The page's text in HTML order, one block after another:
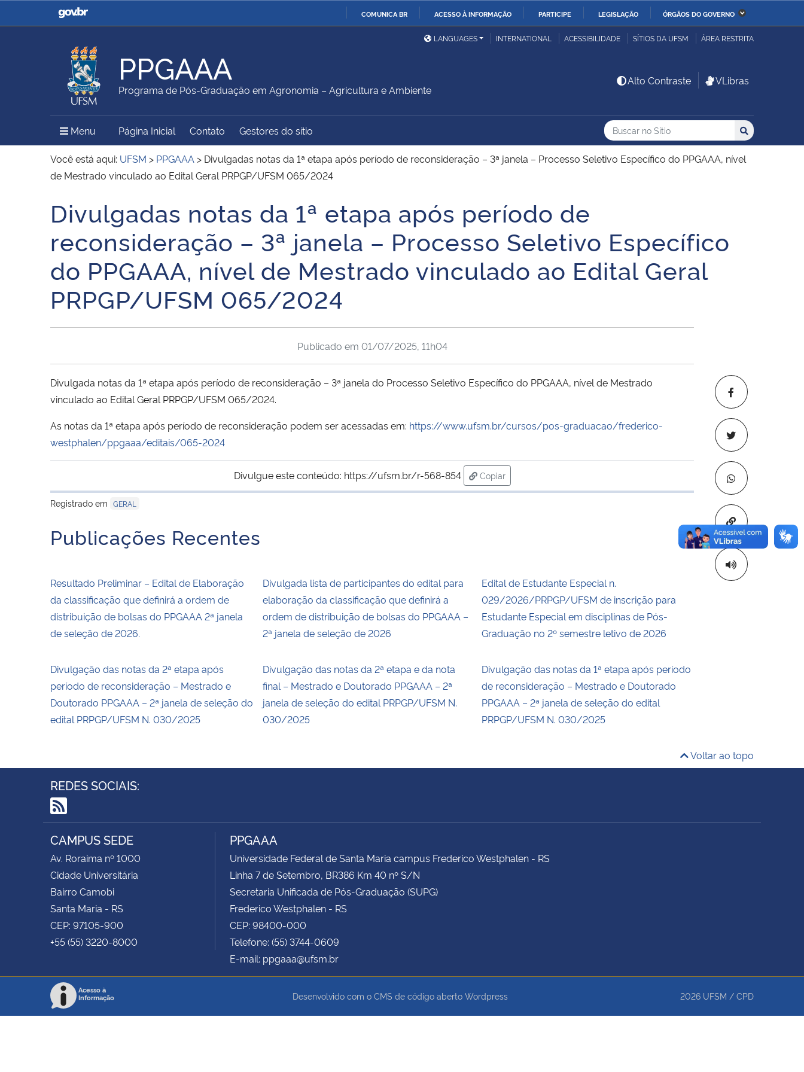
COMUNICA BR ACESSO À INFORMAÇÃO PARTICIPE LEGISLAÇÃO ÓRGÃOS DO GOVERNO
Casa Civil
Ministério da Justiça e
Ministério da Defesa
Ministério das Relações
Exteriores
Ministério da Economia Ministério da Infraestrutura
Ministério da Agricultura,
Pecuária e Abastecimento
Ministério da Educação
Ministério da Ciência,
Tecnologia, Inovações e
Ministério do Meio Ambiente Ministério do Turismo
Ministério do
Desenvolvimento Regional
Família e dos Direitos
Secretaria de Governo
Institucional
Advocacia-Geral da União Banco Central do Brasil Planalto
LANGUAGES INTERNATIONAL ACESSIBILIDADE SÍTIOS DA UFSM ÁREA RESTRITA
PPGAAA
Programa de Pós-Graduação em Agronomia – Agricultura e Ambiente
Alto Contraste VLibras
Menu Menu Principal do Sítio
Página Inicial Contato Gestores do sítio Busca
Buscar no no Sítio
Busca: Buscar
Você está aqui: UFSM > PPGAAA > Divulgadas notas da 1ª etapa após período de reconsideração – 3ª janela – Processo Seletivo Específico do PPGAAA, nível
de Mestrado vinculado ao Edital Geral PRPGP/UFSM 065/2024
Início do conteúdo
Divulgadas notas da 1ª etapa após período de
reconsideração – 3ª janela – Processo Seletivo Específico
do PPGAAA, nível de Mestrado vinculado ao Edital Geral
PRPGP/UFSM 065/2024
Copiar para
Publicado em 01/07/2025, 11h04
Divulgada notas da 1ª etapa após período de reconsideração – 3ª janela do Processo Seletivo Específico do PPGAAA, nível de Mestrado
vinculado ao Edital Geral PRPGP/UFSM 065/2024.
As notas da 1ª etapa após período de reconsideração podem ser acessadas em: https://www.ufsm.br/cursos/pos-graduacao/frederico-
westphalen/ppgaaa/editais/065-2024
Divulgue este conteúdo: https://ufsm.br/r-568-854
Copiar
para área de transferência
Registrado em GERAL
Publicações Recentes
Resultado Preliminar – Edital de Elaboração
da classificação que definirá a ordem de
distribuição de bolsas do PPGAAA 2ª janela
de seleção de 2026.
Divulgada lista de participantes do edital para
elaboração da classificação que definirá a
ordem de distribuição de bolsas do PPGAAA –
2ª janela de seleção de 2026
Edital de Estudante Especial n.
029/2026/PRPGP/UFSM de inscrição para
Estudante Especial em disciplinas de Pós-
Graduação no 2º semestre letivo de 2026
Divulgação das notas da 2ª etapa após
período de reconsideração – Mestrado e
Doutorado PPGAAA – 2ª janela de seleção do
edital PRPGP/UFSM N. 030/2025
Divulgação das notas da 2ª etapa e da nota
final – Mestrado e Doutorado PPGAAA – 2ª
janela de seleção do edital PRPGP/UFSM N.
030/2025
Divulgação das notas da 1ª etapa após período
de reconsideração – Mestrado e Doutorado
PPGAAA – 2ª janela de seleção do edital
PRPGP/UFSM N. 030/2025
Voltar ao topo
REDES SOCIAIS:
RSS
CAMPUS SEDE
Av. Roraima nº 1000
Cidade Universitária
Bairro Camobi
Santa Maria - RS
CEP: 97105-900
+55 (55) 3220-8000
PPGAAA
Universidade Federal de Santa Maria campus Frederico Westphalen - RS
Linha 7 de Setembro, BR386 Km 40 nº S/N
Secretaria Unificada de Pós-Graduação (SUPG)
Frederico Westphalen - RS
CEP: 98400-000
Telefone: (55) 3744-0609
E-mail: ppgaaa@ufsm.br
Acesso à
Informação
Desenvolvido com o CMS de código aberto Wordpress 2026 UFSM / CPD